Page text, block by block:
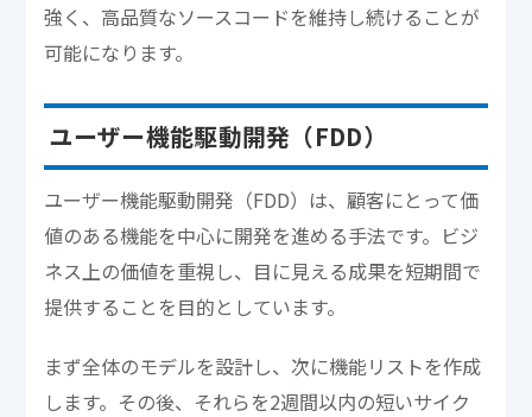
強く、高品質なソースコードを維持し続けることが
可能になります。
ユーザー機能駆動開発（FDD）
ユーザー機能駆動開発（FDD）は、顧客にとって価
値のある機能を中心に開発を進める手法です。ビジ
ネス上の価値を重視し、目に見える成果を短期間で
提供することを目的としています。
まず全体のモデルを設計し、次に機能リストを作成
します。その後、それらを2週間以内の短いサイク